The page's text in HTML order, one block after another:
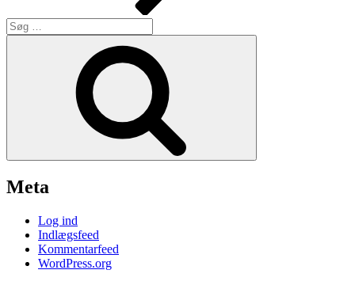
Søg
efter:
Meta
Log ind
Indlægsfeed
Kommentarfeed
WordPress.org